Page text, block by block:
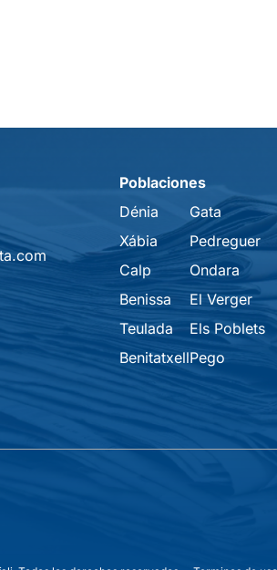
Poblaciones
Dénia
Xábia
Calp
Benissa
Teulada
Benitatxell
Gata
Pedreguer
Ondara
El Verger
Els Poblets
Pego